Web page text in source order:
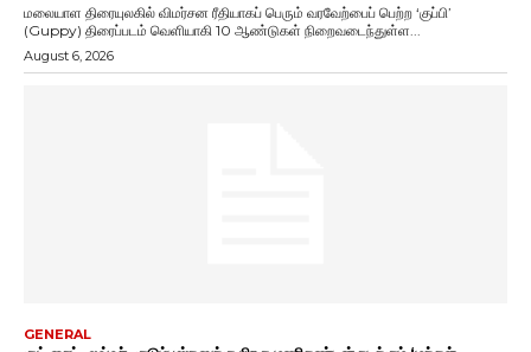
மலையாள திரையுலகில் விமர்சன ரீதியாகப் பெரும் வரவேற்பைப் பெற்ற ‘குப்பி’
(Guppy) திரைப்படம் வெளியாகி 10 ஆண்டுகள் நிறைவடைந்துள்ள...
August 6, 2026
GENERAL